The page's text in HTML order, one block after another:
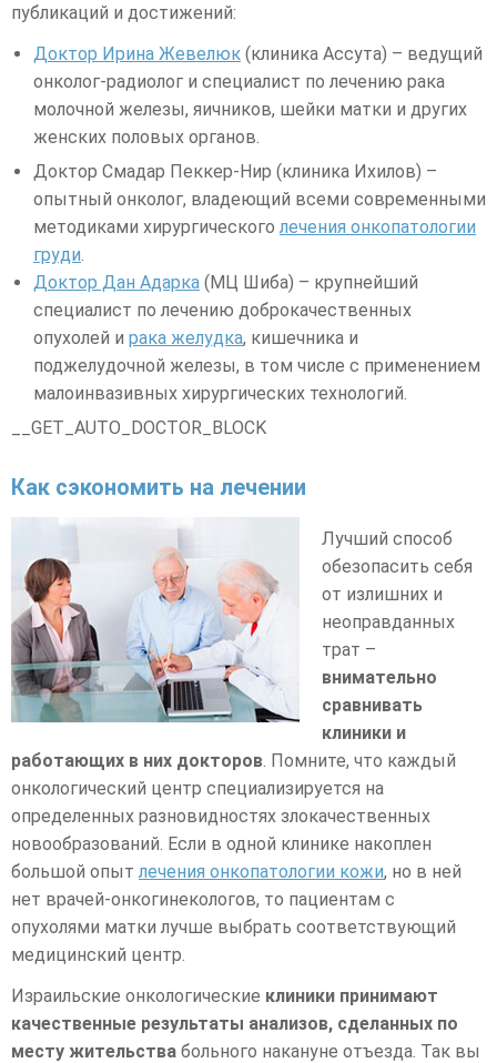
публикаций и достижений:
Доктор Ирина Жевелюк (клиника Ассута) – ведущий
онколог-радиолог и специалист по лечению рака
молочной железы, яичников, шейки матки и других
женских половых органов.
Доктор Смадар Пеккер-Нир (клиника Ихилов) –
опытный онколог, владеющий всеми современными
методиками хирургического лечения онкопатологии
груди
Доктор Дан Адарка (МЦ Шиба) – крупнейший
специалист по лечению доброкачественных
опухолей и рака желудка, кишечника и
поджелудочной железы, в том числе с применением
малоинвазивных хирургических технологий.
__GET_AUTO_DOCTOR_BLOCK
Как сэкономить на лечении
Лучший способ
обезопасить себя
от излишних и
неоправданных
трат –
внимательно
сравнивать
клиники и
работающих в них докторов . Помните, что каждый
онкологический центр специализируется на
определенных разновидностях злокачественных
новообразований. Если в одной клинике накоплен
большой опыт лечения онкопатологии кожи, но в ней
нет врачей-онкогинекологов, то пациентам с
опухолями матки лучше выбрать соответствующий
медицинский центр.
Израильские онкологические клиники принимают
качественные результаты анализов, сделанных по
месту жительства больного накануне отъезда. Так вы